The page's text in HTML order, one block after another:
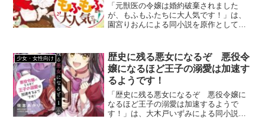
「元獣医の令嬢は婚約破棄されました
が、もふもふたちに大人気です！」は、
園宮りおんによる同小説を原作として上
にありますが、もふもふ成分はやや低め
です。
少女・女性向け
歴史に残る悪女になるぞ 悪役令
嬢になるほど王子の溺愛は加速す
るようです！
「歴史に残る悪女になるぞ 悪役令嬢に
なるほど王子の溺愛は加速するようで
す！」は、大木戸いずみによる同小説を